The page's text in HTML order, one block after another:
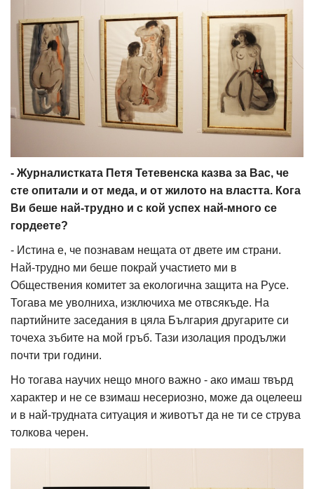
- Журналистката Петя Тетевенска казва за Вас, че
сте опитали и от меда, и от жилото на властта. Кога
Ви беше най-трудно и с кой успех най-много се
гордеете?
- Истина е, че познавам нещата от двете им страни.
Най-трудно ми беше покрай участието ми в
Обществения комитет за екологична защита на Русе.
Тогава ме уволниха, изключиха ме отвсякъде. На
партийните заседания в цяла България другарите си
точеха зъбите на мой гръб. Тази изолация продължи
почти три години.
Но тогава научих нещо много важно - ако имаш твърд
характер и не се взимаш несериозно, може да оцелееш
и в най-трудната ситуация и животът да не ти се струва
толкова черен.